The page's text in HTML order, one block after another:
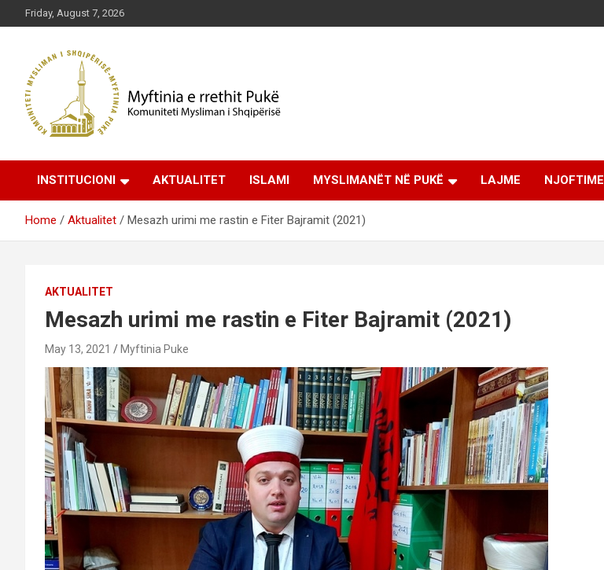
to
Friday, August 7, 2026
Myftinia Pukë | Faqja
Zyrtare
INSTITUCIONI AKTUALITET ISLAMI MYSLIMANËT NË PUKË LAJME NJOFTIME
Home Aktualitet Mesazh urimi me rastin e Fiter Bajramit (2021)
AKTUALITET
Mesazh urimi me rastin e Fiter Bajramit (2021)
May 13, 2021 Myftinia Puke